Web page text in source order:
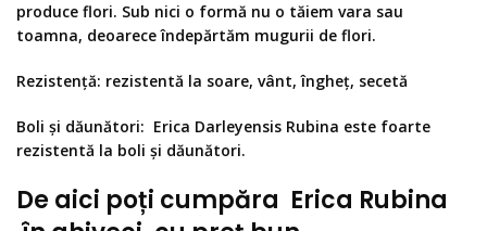
produce flori. Sub nici o formă nu o tăiem vara sau
toamna, deoarece îndepărtăm mugurii de flori.
Rezistență: rezistentă la soare, vânt, îngheț, secetă
Boli și dăunători: Erica Darleyensis Rubina este foarte
rezistentă la boli și dăunători.
De aici poți cumpăra Erica Rubina